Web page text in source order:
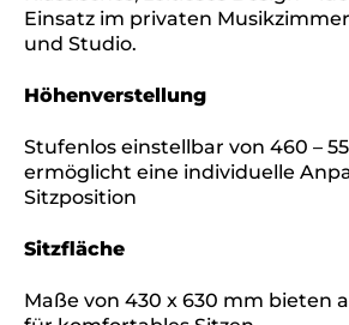
Einsatz im privaten
und Studio.
Höhenverstellung
Stufenlos einstellbar von 460 –
ermöglicht eine individuelle
Sitzposition
Sitzfläche
Maße von 430 x 630 mm bieten